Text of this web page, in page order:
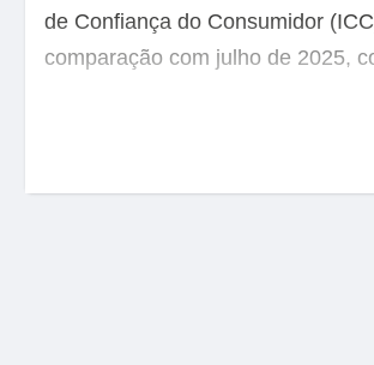
de Confiança do Consumidor
comparação com julho de 2025,